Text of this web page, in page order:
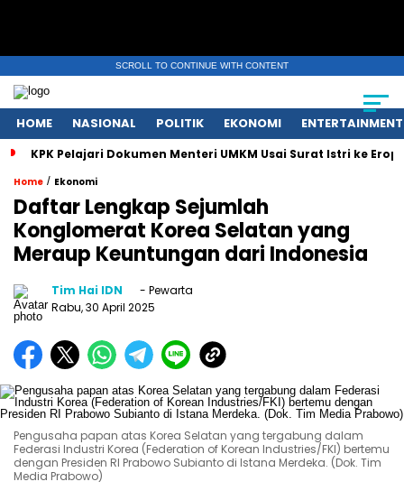
SCROLL TO CONTINUE WITH CONTENT
HOME NASIONAL POLITIK EKONOMI ENTERTAINMENT
KPK Pelajari Dokumen Menteri UMKM Usai Surat Istri ke
Home / Ekonomi
Daftar Lengkap Sejumlah
Konglomerat Korea Selatan yang
Meraup Keuntungan dari Indonesia
Tim Hai IDN
- Pewarta
Rabu, 30 April 2025
Pengusaha papan atas Korea Selatan yang tergabung dalam
Federasi Industri Korea (Federation of Korean Industries/FKI) bertemu
dengan Presiden RI Prabowo Subianto di Istana Merdeka. (Dok. Tim
Media Prabowo)